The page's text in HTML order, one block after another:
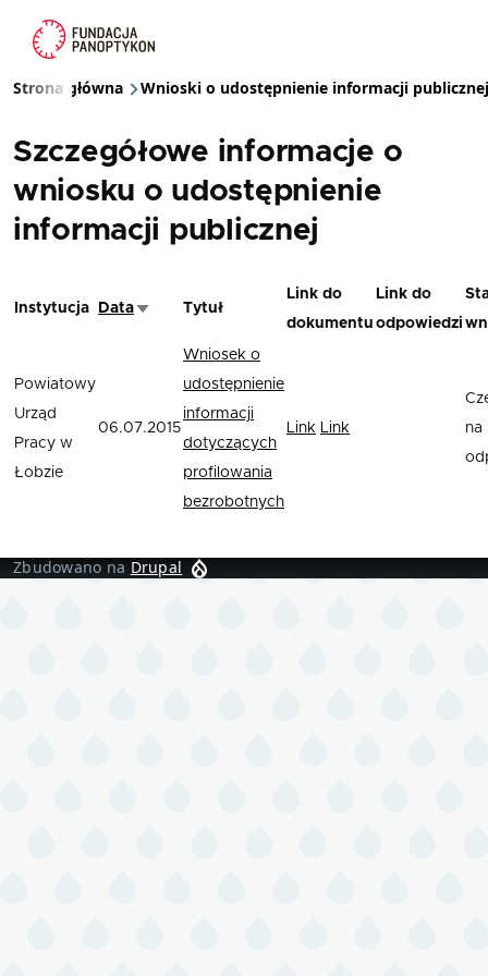
Ścieżka nawigacyjna
Strona główna Wnioski o udostępnienie informacji publicznej
Szczegółowe informacje o
wniosku o udostępnienie
informacji publicznej
Instytucja DataSortuj rosnąco
Tytuł
Link do
dokumentu
Link do
odpowiedzi
Powiatowy
Urząd
Pracy w
Łobzie
06.07.2015
Wniosek o
udostępnienie
informacji
dotyczących
profilowania
bezrobotnych
Link Link
na
Zbudowano na Drupal